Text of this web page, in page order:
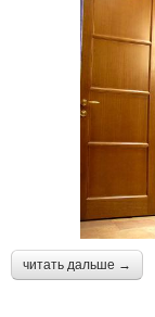
читать дальше →